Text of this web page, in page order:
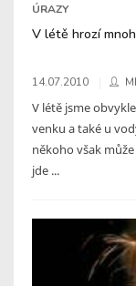
ÚRAZY
V létě hrozí
14.07.2010
V létě jsme
venku a také u
někoho však
jde ...